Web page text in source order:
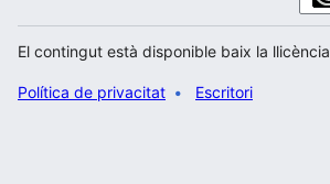
El contingut està disponible baix la llicència
Política de privacitat Escritori